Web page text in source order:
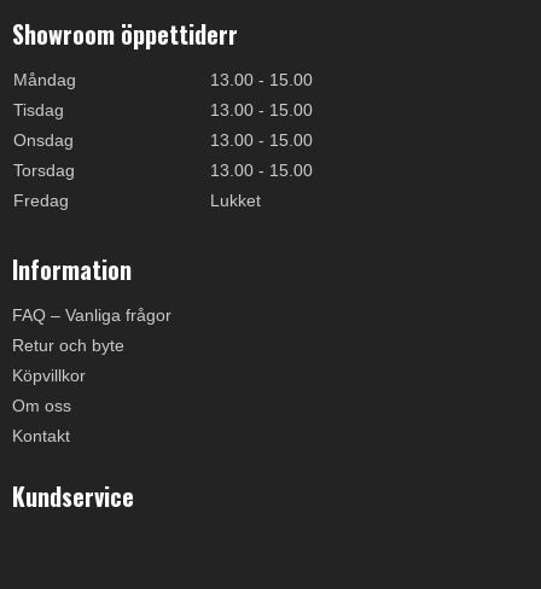
Showroom öppettiderr
Måndag
13.00 - 15.00
Tisdag
13.00 - 15.00
Onsdag
13.00 - 15.00
Torsdag
13.00 - 15.00
Fredag
Lukket
Information
FAQ – Vanliga frågor
Retur och byte
Köpvillkor
Om oss
Kontakt
Kundservice